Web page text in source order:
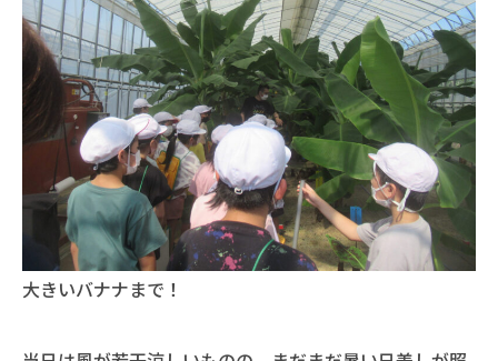
大きいバナナまで！